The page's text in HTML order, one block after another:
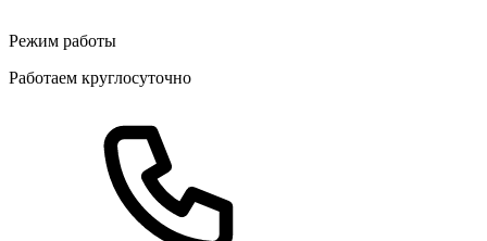
Режим работы
Работаем круглосуточно